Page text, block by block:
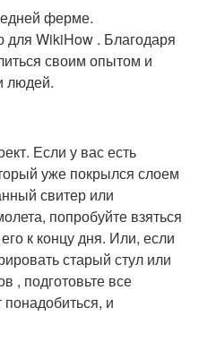
ферме.
WikiHow . Благодаря
своим опытом и
людей.
Если у вас есть
уже покрылся слоем
свитер или
попробуйте взяться
к концу дня. Или, если
старый стул или
, подготовьте все
и